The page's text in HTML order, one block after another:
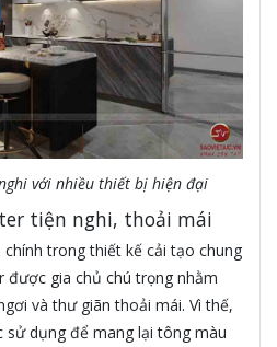
với nhiều thiết bị hiện đại
tiện nghi, thoải mái
trong thiết kế cải tạo chung
được gia chủ chú trọng nhằm
và thư giãn thoải mái. Vì thế,
sử dụng để mang lại tông màu